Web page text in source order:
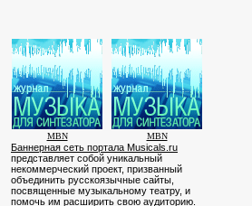
MBN MBN
Баннерная сеть портала Musicals.ru
представляет собой уникальный
некоммерческий проект, призванный
объединить русскоязычные сайты,
посвященные музыкальному театру, и
помочь им расширить свою аудиторию.